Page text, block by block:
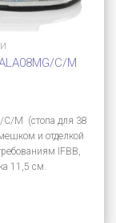
C/M
M (стопа для 38
и отделкой
IFBB,
11,5 см.